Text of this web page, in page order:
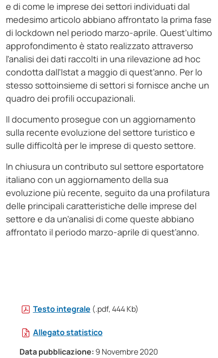
Testo integrale (.pdf, 444 Kb)
Allegato statistico
Data pubblicazione: 9 Novembre 2020
e di come le imprese dei settori individuati dal
medesimo articolo abbiano affrontato la prima fase
di lockdown nel periodo marzo-aprile. Quest’ultimo
approfondimento è stato realizzato attraverso
l’analisi dei dati raccolti in una rilevazione ad hoc
condotta dall’Istat a maggio di quest’anno. Per lo
stesso sottoinsieme di settori si fornisce anche un
quadro dei profili occupazionali.
Il documento prosegue con un aggiornamento
sulla recente evoluzione del settore turistico e
sulle difficoltà per le imprese di questo settore.
In chiusura un contributo sul settore esportatore
italiano con un aggiornamento della sua
evoluzione più recente, seguito da una profilatura
delle principali caratteristiche delle imprese del
settore e da un’analisi di come queste abbiano
affrontato il periodo marzo-aprile di quest’anno.